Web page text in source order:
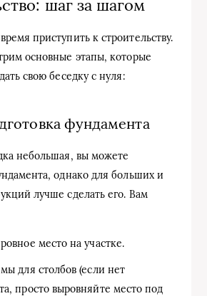
шаг за шагом
приступить к строительству.
основные этапы, которые
свою беседку с нуля:
фундамента
небольшая, вы можете
однако для больших и
лучше сделать его. Вам
место на участке.
для столбов (если нет
просто выровняйте место под